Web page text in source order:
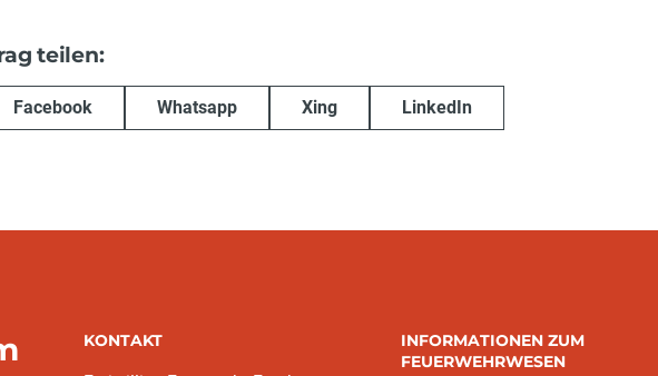
teilen:
Facebook Whatsapp Xing LinkedIn
KONTAKT
INFORMATIONEN ZUM
FEUERWEHRWESEN